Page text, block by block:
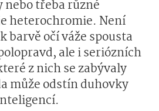
třeba různé
heterochromie. Není
barvě očí váže spousta
ale i seriózních
z nich se zabývaly
může odstín duhovky